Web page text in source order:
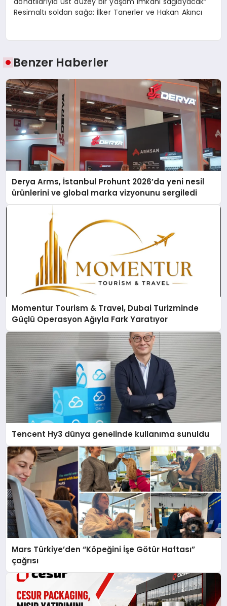
Resimaltı soldan sağa: İlker Tanerler ve Hakan Akıncı
Benzer Haberler
Derya Arms, İstanbul Prohunt 2026’da yeni nesil
ürünlerini ve global marka vizyonunu sergiledi
Momentur Tourism & Travel, Dubai Turizminde
Güçlü Operasyon Ağıyla Fark Yaratıyor
Tencent Hy3 dünya genelinde kullanıma sunuldu
Mars Türkiye’den “Köpeğini İşe Götür Haftası”
çağrısı